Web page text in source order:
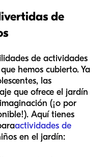
de
de actividades
hemos cubierto. Ya
las
que ofrece el jardín
(¡o por
Aquí tienes
actividades de
en el jardín: